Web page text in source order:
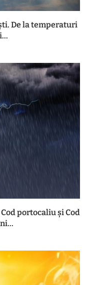
De la temperaturi
portocaliu și Cod